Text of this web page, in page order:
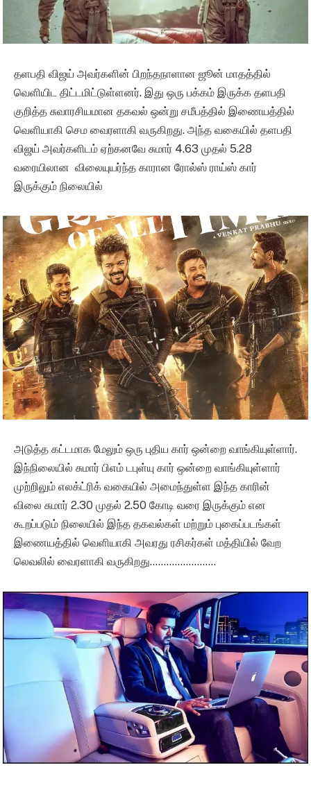
தளபதி விஜய் அவர்களின் பிறந்தநாளான ஜூன் மாதத்தில்
வெளியிட திட்டமிட்டுள்ளனர். இது ஒரு பக்கம் இருக்க தளபதி
குறித்த சுவாரசியமான தகவல் ஒன்று சமீபத்தில் இணையத்தில்
வெளியாகி செம வைரளாகி வருகிறது. அந்த வகையில் தளபதி
விஜய் அவர்களிடம் ஏற்கனவே சுமார் 4.63 முதல் 5.28
வரையிலான விலையுயர்ந்த காரான ரோல்ஸ் ராய்ஸ் கார்
இருக்கும் நிலையில்
அடுத்த கட்டமாக மேலும் ஒரு புதிய கார் ஒன்றை வாங்கியுள்ளார்.
இந்நிலையில் சுமார் பிஎம் டபுள்யு கார் ஒன்றை வாங்கியுள்ளார்
முற்றிலும் எலக்ட்ரிக் வகையில் அமைந்துள்ள இந்த காரின்
விலை சுமார் 2.30 முதல் 2.50 கோடி வரை இருக்கும் என
கூறப்படும் நிலையில் இந்த தகவல்கள் மற்றும் புகைப்படங்கள்
இணையத்தில் வெளியாகி அவரது ரசிகர்கள் மத்தியில் வேற
லெவலில் வைரளாகி வருகிறது……………………